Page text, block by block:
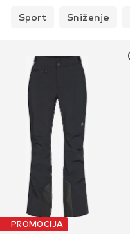
Sport Sniženje
PROMOCIJA